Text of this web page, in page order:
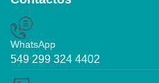
WhatsApp
549 299 324 4402